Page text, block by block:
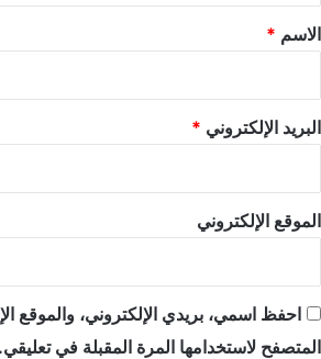
*
الاسم *
البريد الإلكتروني *
الموقع الإلكتروني
احفظ اسمي، بريدي الإلكتروني، والموقع
المتصفح لاستخدامها المرة المقبلة في تعليقي.